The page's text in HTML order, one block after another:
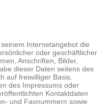
Internetangebot die
oder geschäftlicher
Anschriften, Bilder,
dieser Daten seitens des
auf freiwilliger Basis.
des Impressums oder
Kontaktdaten
und Faxnummern sowie